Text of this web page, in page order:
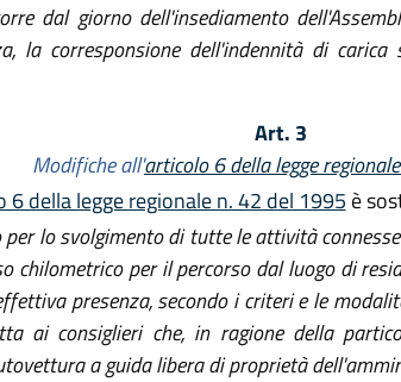
dal giorno dell'insediamento
la corresponsione dell'indennità di
Art. 3
Modifiche all'articolo 6 della legge
6 della legge regionale n. 42 del 1995 è
lo svolgimento di tutte le attività
chilometrico per il percorso dal luogo di
presenza, secondo i criteri e le
ai consiglieri che, in ragione della
a guida libera di proprietà